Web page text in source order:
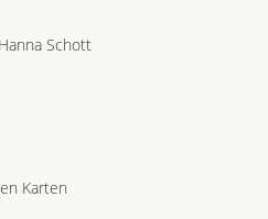
Schott
Karten